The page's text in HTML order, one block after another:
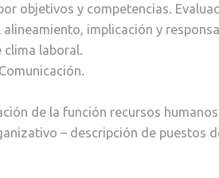
objetivos y competencias.
alineamiento, implicación y
clima laboral.
de la función recursos
– descripción de puestos